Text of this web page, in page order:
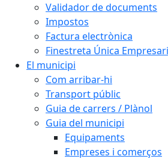
Validador de documents
Impostos
Factura electrònica
Finestreta Única
El municipi
Com arribar-hi
Transport públic
Guia de carrers / Plànol
Guia del municipi
Equipaments
Empreses i comerços